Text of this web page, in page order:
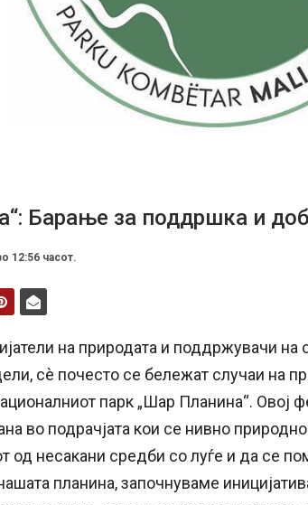
Барање за поддршка и
12:56 часот.
на природата и поддржувачи
сè почесто се бележат случаи на
парк „Шар Планина“. Овој
во подрачјата кои се нивно
од несакани средби со луѓе и да се
планина, започнуваме